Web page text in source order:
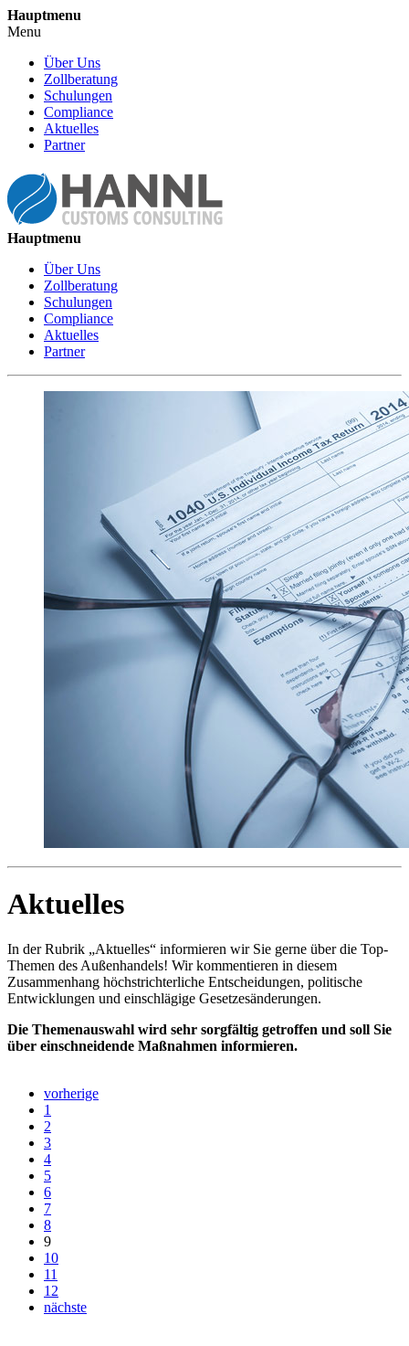
Hauptmenu
Menu
Über Uns
Zollberatung
Schulungen
Compliance
Aktuelles
Partner
Hauptmenu
Über Uns
Zollberatung
Schulungen
Compliance
Aktuelles
Partner
Aktuelles
In der Rubrik „Aktuelles“ informieren wir Sie gerne über die Top-
Themen des Außenhandels! Wir kommentieren in diesem
Zusammenhang höchstrichterliche Entscheidungen, politische
Entwicklungen und einschlägige Gesetzesänderungen.
Die Themenauswahl wird sehr sorgfältig getroffen und soll Sie
über einschneidende Maßnahmen informieren.
vorherige
1
2
3
4
5
6
7
8
9
10
11
12
nächste